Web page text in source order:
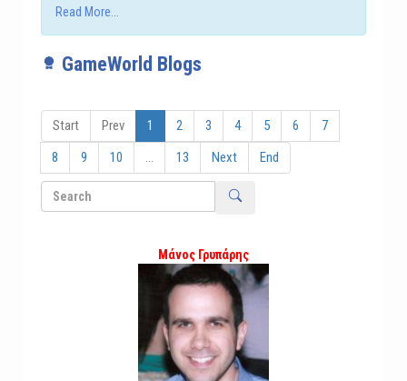
Read More...
GameWorld Blogs
Start Prev 1 2 3 4 5 6
7
8
9 10 ... 13 Next End
Μάνος Γρυπάρης